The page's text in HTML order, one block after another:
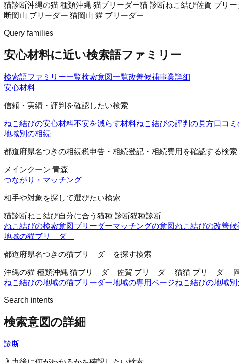
猫診断沖縄の猫 種類沖縄 猫ブリーダー猫 診断ねこ結び佐賀 ブリー
断岡山 ブリーダー 猫岡山 猫 ブリーダー
Query families
安心材料に近い検索語ファミリー
検索語ファミリー一覧検索意図一覧改善候補事業詳細
安心材料
信頼・実績・評判を確認したい検索
ねこ結びの安心材料不安を減らす材料ねこ結びの評判の見方口コ
地域別の相続
都道府県名つきの相続税申告・相続登記・相続費用を確認する検索
メインクーン 青森
つながり・マッチング
相手や対象を探して選びたい検索
猫診断ねこ結び自分に合う猫種 診断猫種診断
ねこ結びの検索意図 ブリーダーマッチングの意図 ねこ結びの改善候
地域の猫ブリーダー
都道府県名つきの猫ブリーダーを探す検索
沖縄の猫 種類沖縄 猫ブリーダー佐賀 ブリーダー 猫猫 ブリーダー
ねこ結びの地域の猫ブリーダー地域の専用ページねこ結びの地域別
Search intents
検索意図の詳細
診断